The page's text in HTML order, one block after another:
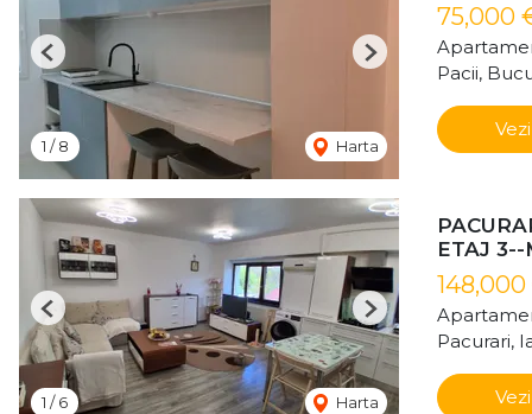
1 /8 Harta
Previous Next
75,000
Pacii,
1 /6 Harta
Previous Next
ETAJ
Pacurari,